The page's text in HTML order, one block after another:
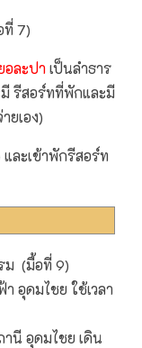
ที่ 7)
อละปาเป็นลำธาร
รีสอร์ทที่พักและมี
ยเอง)
ละเข้าพักรีสอร์ท
ม (มื้อที่ 9)
อุดมไชย ใช้เวลา
านี อุดมไชย เดิน